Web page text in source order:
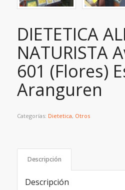
DIETETICA
NATURISTA
601 (Flores)
Aranguren
Categorías: Dietetica, Otros
Descripción
Descripción